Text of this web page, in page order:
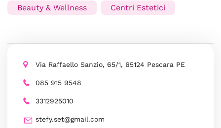
Beauty & Wellness Centri Estetici
Via Raffaello Sanzio, 65/1, 65124 Pescara PE
085 915 9548
3312925010
stefy.set@gmail.com